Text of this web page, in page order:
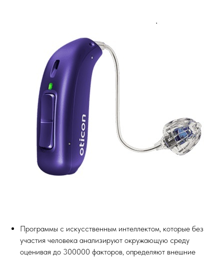
Программы с искусственным интеллектом, которые без
участия человека анализируют окружающую среду
оценивая до 300000 факторов, определяют внешние